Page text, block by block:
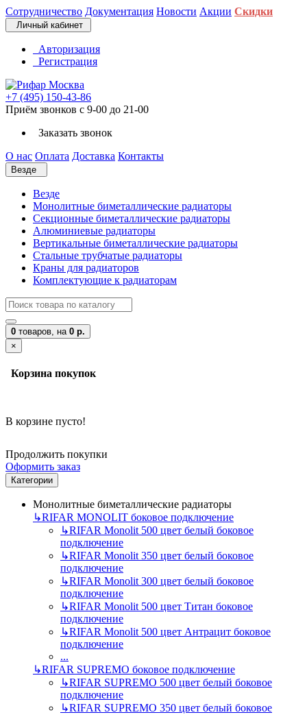
Сотрудничество Документация Новости Акции Скидки
Личный кабинет
Авторизация
Регистрация
+7 (495) 150-43-86
Приём звонков с 9-00 до 21-00
Заказать звонок
О нас Оплата Доставка Контакты
Везде
Везде
Монолитные биметаллические радиаторы
Секционные биметаллические радиаторы
Алюминиевые радиаторы
Вертикальные биметаллические радиаторы
Стальные трубчатые радиаторы
Краны для радиаторов
Комплектующие к радиаторам
0 товаров, на 0 р.
×
Корзина покупок
В корзине пусто!
Продолжить покупки
Оформить заказ
Категории
Монолитные биметаллические радиаторы
↳RIFAR MONOLIT боковое подключение
↳RIFAR Monolit 500 цвет белый боковое
подключение
↳RIFAR Monolit 350 цвет белый боковое
подключение
↳RIFAR Monolit 300 цвет белый боковое
подключение
↳RIFAR Monolit 500 цвет Титан боковое
подключение
↳RIFAR Monolit 500 цвет Антрацит боковое
подключение
...
↳RIFAR SUPREMO боковое подключение
↳RIFAR SUPREMO 500 цвет белый боковое
подключение
↳RIFAR SUPREMO 350 цвет белый боковое